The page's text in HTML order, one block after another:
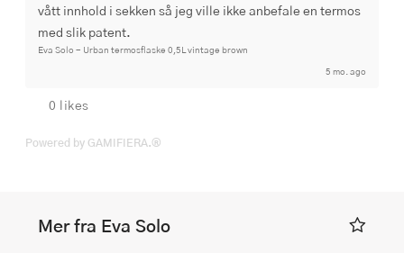
vått innhold i sekken så jeg ville ikke anbefale en termos
med slik patent.
Eva Solo - Urban termosflaske 0,5L vintage brown
5 mo. ago
0 likes
Powered by GAMIFIERA.®
Mer fra Eva Solo